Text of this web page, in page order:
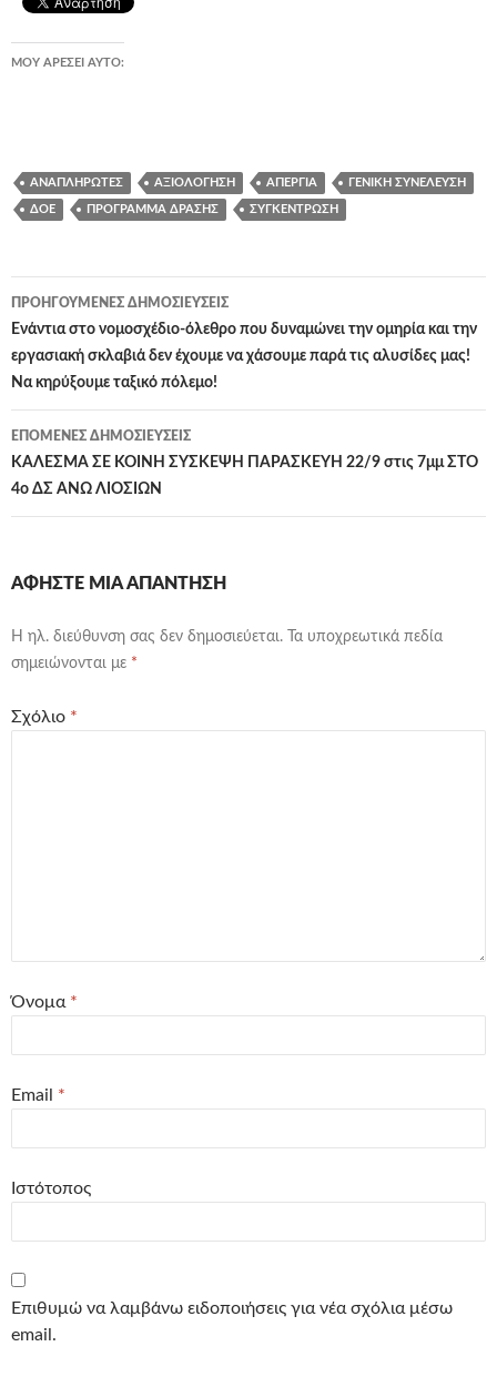
ΜΟΥ ΑΡΈΣΕΙ ΑΥΤΌ:
ΑΝΑΠΛΗΡΩΤΈΣ ΑΞΙΟΛΌΓΗΣΗ ΑΠΕΡΓΊΑ ΓΕΝΙΚΉ ΣΥΝΈΛΕΥΣΗ
ΔΟΕ ΠΡΌΓΡΑΜΜΑ ΔΡΆΣΗΣ ΣΥΓΚΈΝΤΡΩΣΗ
Πλοήγηση
άρθρων
ΠΡΟΗΓΟΎΜΕΝΕΣ ΔΗΜΟΣΙΕΎΣΕΙΣ
Ενάντια στο νομοσχέδιο-όλεθρο που δυναμώνει την ομηρία και την
εργασιακή σκλαβιά δεν έχουμε να χάσουμε παρά τις αλυσίδες μας!
Να κηρύξουμε ταξικό πόλεμο!
ΕΠΌΜΕΝΕΣ ΔΗΜΟΣΙΕΎΣΕΙΣ
ΚΑΛΕΣΜΑ ΣΕ ΚΟΙΝΗ ΣΥΣΚΕΨΗ ΠΑΡΑΣΚΕΥΗ 22/9 στις 7μμ ΣΤΟ
4ο ΔΣ ΑΝΩ ΛΙΟΣΙΩΝ
ΑΦΉΣΤΕ ΜΙΑ ΑΠΆΝΤΗΣΗ
Η ηλ. διεύθυνση σας δεν δημοσιεύεται.
Τα υποχρεωτικά πεδία
σημειώνονται με *
Σχόλιο *
Όνομα *
Email *
Ιστότοπος
Επιθυμώ να λαμβάνω ειδοποιήσεις για νέα σχόλια μέσω
email.